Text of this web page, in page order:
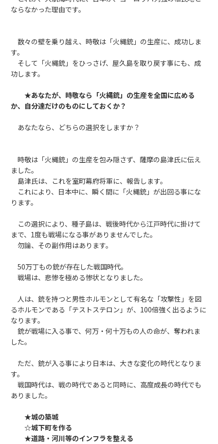
ならなかった理由です。
数々の壁を乗り越え、時敬は「火縄銃」の生産に、成功しま
す。
そして「火縄銃」をひっさげ、屋久島を取り戻す事にも、成
功します。
★あなたが、時敬なら「火縄銃」の生産を全国に広める
か、自分達だけのものにしておくか？
あなたなら、どちらの選択をしますか？
時敬は「火縄銃」の生産を包み隠さず、薩摩の島津氏に伝え
ました。
島津氏は、これを室町幕府将軍に、報告します。
これにより、日本中に、瞬く間に「火縄銃」が出回る事にな
ります。
この選択により、種子島は、戦後時代から江戸時代に掛けて
まで、1度も戦場になる事がありませんでした。
勿論、その副作用はあります。
50万丁もの銃が存在した戦国時代。
戦場は、悲惨を極める惨状となりました。
人は、銃を持つと男性ホルモンとして有名な「攻撃性」を図
るホルモンである「テストステロン」が、100倍強く出るように
なります。
銃が戦場に入る事で、何万・何十万もの人の命が、奪われま
した。
ただ、銃が入る事により日本は、大きな変化の時代となりま
す。
戦国時代は、戦の時代であると同時に、高度成長の時代でも
ありました。
★城の築城
☆城下町を作る
★道路・河川等のインフラを整える